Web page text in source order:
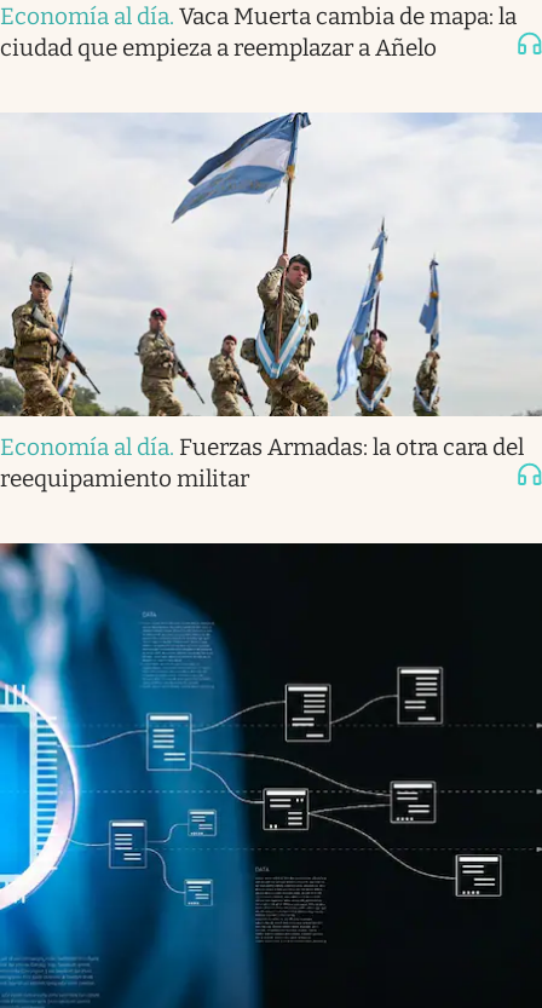
Economía al día. Vaca Muerta cambia de mapa: la
ciudad que empieza a reemplazar a Añelo
Economía al día. Fuerzas Armadas: la otra cara del
reequipamiento militar